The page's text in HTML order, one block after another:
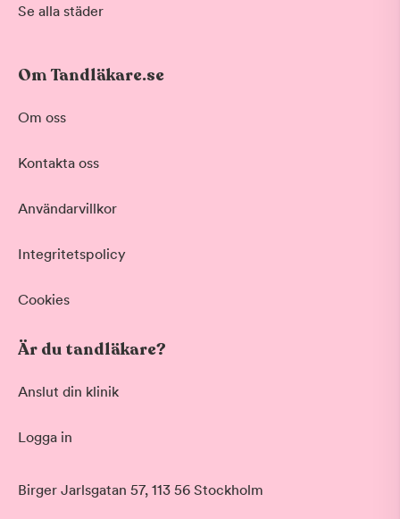
Se alla städer
Om Tandläkare.se
Om oss
Kontakta oss
Användarvillkor
Integritetspolicy
Cookies
Är du tandläkare?
Anslut din klinik
Logga in
Birger Jarlsgatan 57, 113 56 Stockholm